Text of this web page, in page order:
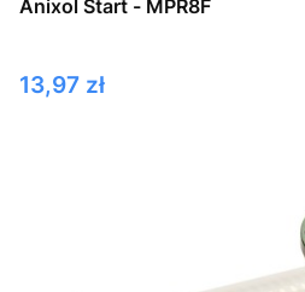
Anixol Start - MPR8F
Cena
13,97 zł